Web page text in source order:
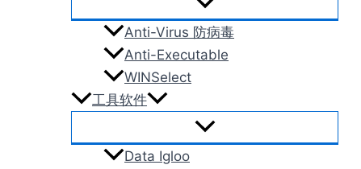
Anti-Virus 防病毒
Anti-Executable
WINSelect
工具软件
Data Igloo